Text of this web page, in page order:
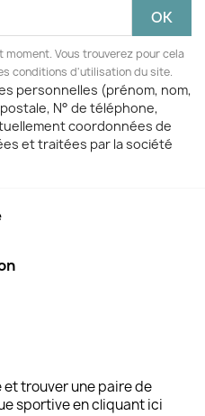
Vous trouverez pour cela
conditions d'utilisation du site.
personnelles (prénom, nom,
N° de téléphone,
coordonnées de
et traitées par la société
trouver une paire de
sportive en cliquant ici